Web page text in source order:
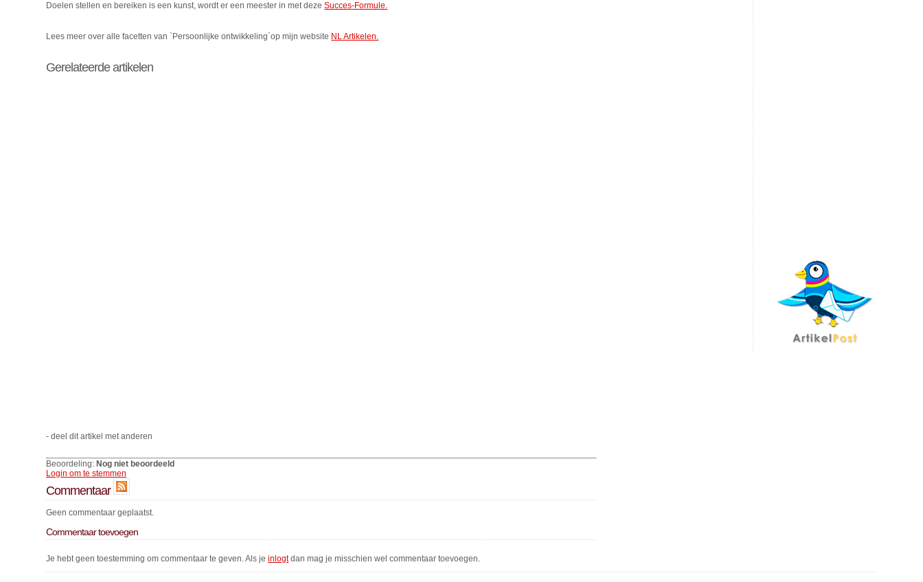
Doelen stellen en bereiken is een kunst, wordt er een meester in met dezeSucces-Formule.
Lees meer over alle facetten van `Persoonlijke ontwikkeling´op mijn website NL Artikelen.
Gerelateerde artikelen
- deel dit artikel met anderen
Beoordeling: Nog niet beoordeeld
Login om te stemmen
Commentaar
Geen commentaar geplaatst.
Commentaar toevoegen
Je hebt geen toestemming om commentaar te geven. Als jeinlogtdan mag je misschien wel commentaar toevoegen.